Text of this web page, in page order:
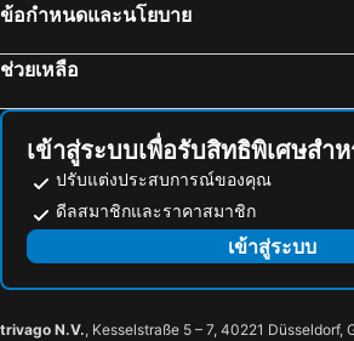
ข้อกำหนดและนโยบาย
ช่วยเหลือ
เข้าสู่ระบบเพื่อรับสิทธิพิเศษสำ
ปรับแต่งประสบการณ์ของคุณ
ดีลสมาชิกและราคาสมาชิก
เข้าสู่ระบบ
trivago N.V., Kesselstraße 5 – 7, 40221 Düsseldorf,